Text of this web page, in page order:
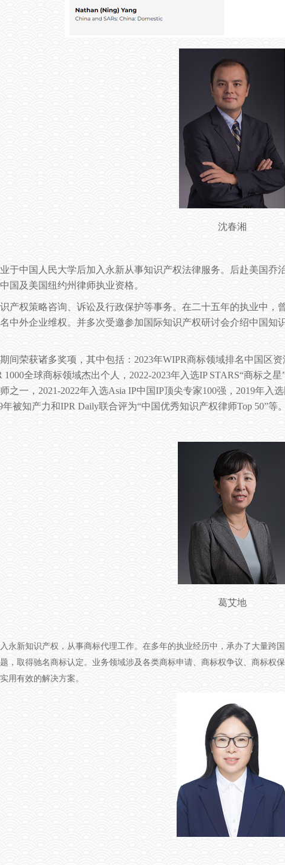
沈春湘
于中国人民大学后加入永新从事知识产权法律服务。后赴美国乔
国及美国纽约州律师执业资格。
产权策略咨询、诉讼及行政保护等事务。在二十五年的执业中
中外企业维权。并多次受邀参加国际知识产权研讨会介绍中国知
间荣获诸多奖项，其中包括： 2023年WIPR商标领域排名中国区资
1000全球商标领域杰出个人， 2022-2023年入选IP STARS“商标之星
之一， 2021-2022年入选Asia IP中国IP顶尖专家100强， 2019年入
年被知产力和IPR Daily联合评为“中国优秀知识产权律师Top 50”等。
葛艾地
永新知识产权，从事商标代理工作。在多年的执业经历中，承办了大量跨
，取得驰名商标认定。业务领域涉及各类商标申请、商标权争议、商标权
用有效的解决方案。